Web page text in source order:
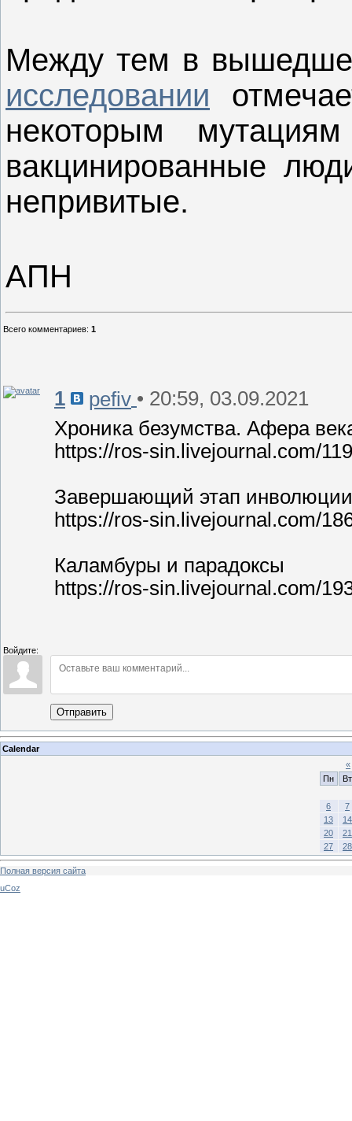
Между тем в
исследовании
некоторым
вакцинированные
непривитые.
АПН
Всего комментариев: 1
1 pefiv • 20:59, 03.09.2021
Хроника безумства. Афера
https://ros-sin.livejournal.com/
Завершающий этап
https://ros-sin.livejournal.com/
Каламбуры и парадоксы
https://ros-sin.livejournal.com/
Войдите:
Отправить
Calendar
«
Пн
Вт
6
7
13
14
20
21
27
28
Полная версия сайта
uCoz